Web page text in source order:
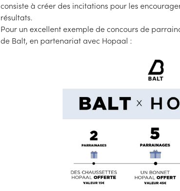
consiste à créer des incitations pour les
résultats.
Pour un excellent exemple de concours de
de Balt, en partenariat avec Hopaal :